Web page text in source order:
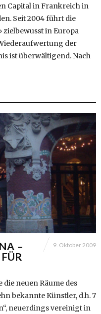
Capital in Frankreich in
Seit 2004 führt die
zielbewusst in Europa
der
ist überwältigend. Nach
–
9. Oktober 2009
die neuen Räume des
bekannte Künstler, d.h. 7
neuerdings vereinigt in